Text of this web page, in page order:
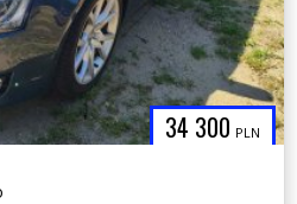
34 300 PLN